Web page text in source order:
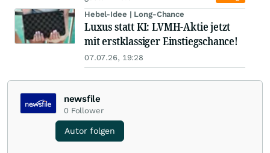
Hebel-Idee | Long-Chance
Luxus statt KI: LVMH-Aktie jetzt
mit erstklassiger Einstiegschance!
07.07.26, 19:28
newsfile
0 Follower
Autor folgen